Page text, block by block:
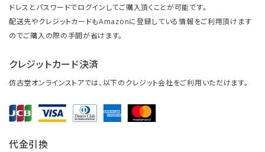
ドレスとパスワードでログインしてご購入頂くことが可能です。
配送先やクレジットカードもAmazonに登録している情報をご利用頂けます
のでご購入の際の手間が省けます。
クレジットカード決済
仿古堂オンラインストアでは、以下のクレジット会社をご利用いただけます。
代金引換